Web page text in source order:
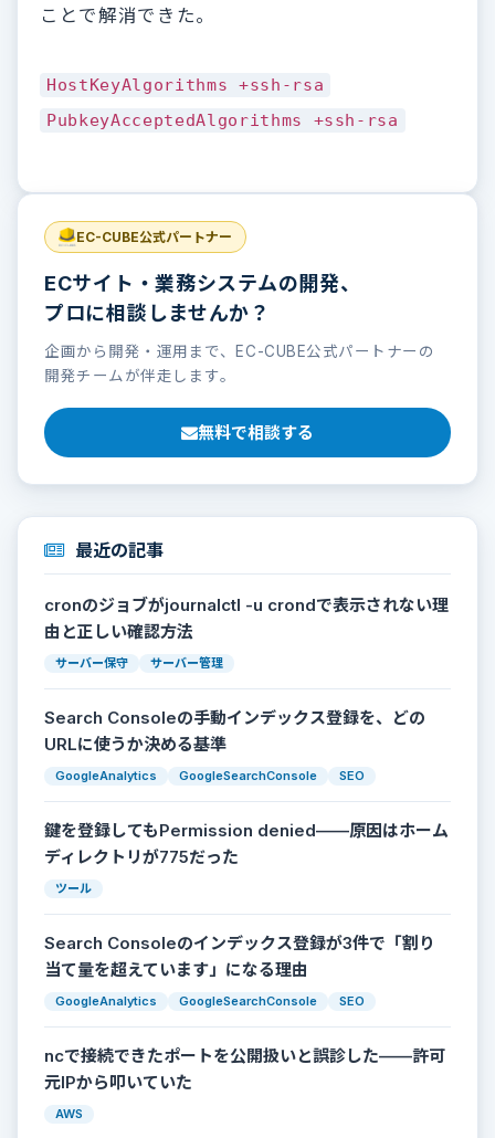
ことで解消できた。
HostKeyAlgorithms +ssh-rsa
PubkeyAcceptedAlgorithms +ssh-rsa
EC-CUBE公式パートナー
ECサイト・業務システムの開発、
プロに相談しませんか？
企画から開発・運用まで、EC-CUBE公式パートナーの
開発チームが伴走します。
無料で相談する
最近の記事
cronのジョブがjournalctl -u crondで表示されない理
由と正しい確認方法
サーバー保守 サーバー管理
Search Consoleの手動インデックス登録を、どの
URLに使うか決める基準
GoogleAnalytics GoogleSearchConsole SEO
鍵を登録してもPermission denied——原因はホーム
ディレクトリが775だった
ツール
Search Consoleのインデックス登録が3件で「割り
当て量を超えています」になる理由
GoogleAnalytics GoogleSearchConsole SEO
ncで接続できたポートを公開扱いと誤診した——許可
元IPから叩いていた
AWS